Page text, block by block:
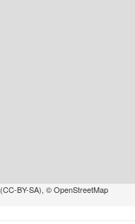
(CC-BY-SA), © OpenStreetMap